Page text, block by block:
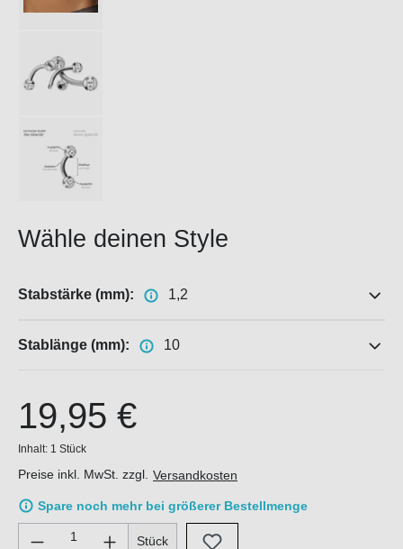
Wähle deinen Style
Stabstärke (mm): 1,2
Stablänge (mm): 10
19,95 €
Inhalt: 1 Stück
Preise inkl. MwSt. zzgl. Versandkosten
Spare noch mehr bei größerer Bestellmenge
Produkt Anzahl: Gib den gewünschten Wert ein oder
Stück